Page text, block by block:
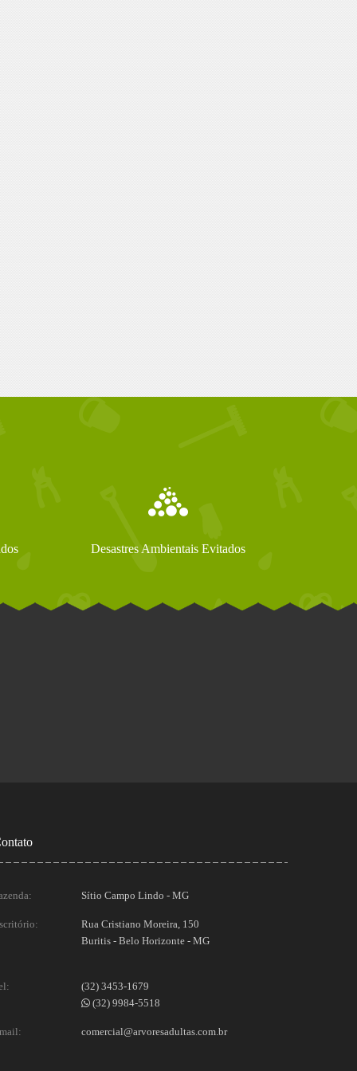
Desastres Ambientais Evitados
Sítio Campo Lindo - MG
Rua Cristiano Moreira, 150
Buritis - Belo Horizonte - MG
(32) 3453-1679
(32) 9984-5518
comercial@arvoresadultas.com.br